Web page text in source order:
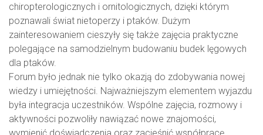
chiropterologicznych i ornitologicznych, dzięki którym
poznawali świat nietoperzy i ptaków. Dużym
zainteresowaniem cieszyły się także zajęcia praktyczne
polegające na samodzielnym budowaniu budek lęgowych
dla ptaków.
Forum było jednak nie tylko okazją do zdobywania nowej
wiedzy i umiejętności. Najważniejszym elementem wyjazdu
była integracja uczestników. Wspólne zajęcia, rozmowy i
aktywności pozwoliły nawiązać nowe znajomości,